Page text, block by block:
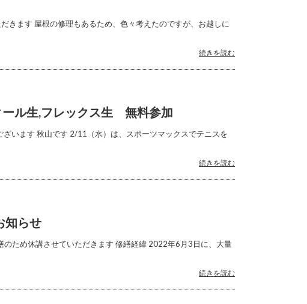
きます 屋根の修理もあるため、色々考えたのですが、お越しに
続きを読む
ル生,フレックス生 無料参加
ます 秋山です 2/11（水）は、スポーツマックスでテニスを
続きを読む
知らせ
ため休講させていただきます 修繕経緯 2022年6月3日に、大量
続きを読む